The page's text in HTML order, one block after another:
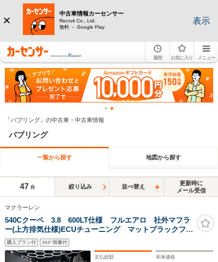
中古車情報カーセンサー
Recruit Co., Ltd.
無料 － Google Play
表示
履歴 お気に入り メニュー
「バブリング」の中古車・中古車情報
バブリング
一覧から探す 地図から探す
47 台 絞り込み 並べ替え
更新時に
メール受信
マクラーレン
540Cクーペ 3.8 600LT仕様 フルエアロ 社外マフラ
ー(上方排気仕様)ECUチューニング マットブラックフル
ラッピング
購入プラン付 360°画像付
支払総額 本体価格